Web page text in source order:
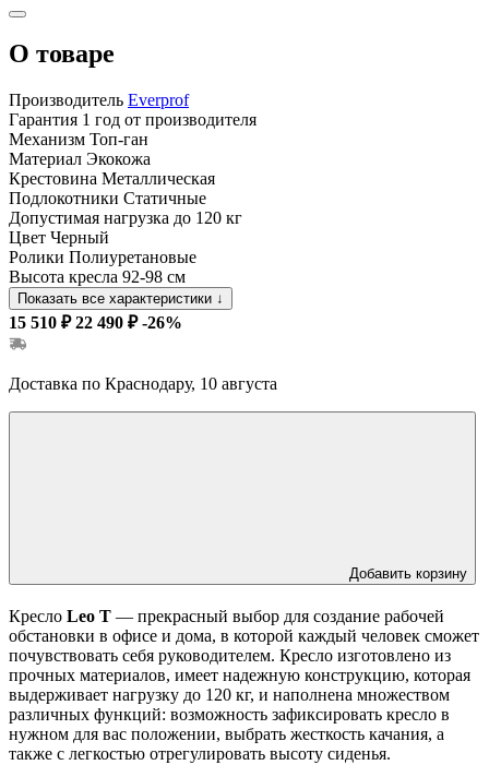
О товаре
Производитель Everprof
Гарантия 1 год от производителя
Механизм Топ-ган
Материал Экокожа
Крестовина Металлическая
Подлокотники Статичные
Допустимая нагрузка до 120 кг
Цвет Черный
Ролики Полиуретановые
Высота кресла 92-98 см
Показать все характеристики ↓
15 510 ₽ 22 490 ₽ -26%
Доставка по Краснодару, 10 августа
Добавить корзину
Кресло Leo T — прекрасный выбор для создание рабочей
обстановки в офисе и дома, в которой каждый человек сможет
почувствовать себя руководителем. Кресло изготовлено из
прочных материалов, имеет надежную конструкцию, которая
выдерживает нагрузку до 120 кг, и наполнена множеством
различных функций: возможность зафиксировать кресло в
нужном для вас положении, выбрать жесткость качания, а
также с легкостью отрегулировать высоту сиденья.